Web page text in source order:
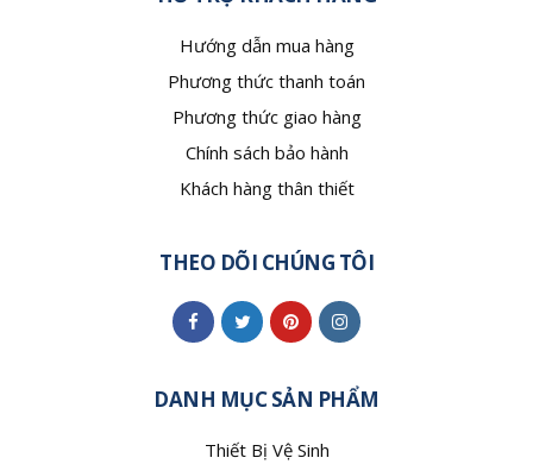
Hướng dẫn mua hàng
Phương thức thanh toán
Phương thức giao hàng
Chính sách bảo hành
Khách hàng thân thiết
THEO DÕI CHÚNG TÔI
DANH MỤC SẢN PHẨM
Thiết Bị Vệ Sinh